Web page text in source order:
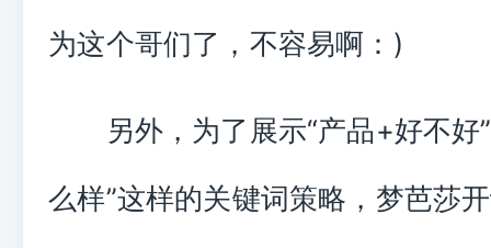
为这个哥们了，不容易啊：)
另外，为了展示“产品+好不好”
么样”这样的关键词策略，梦芭莎